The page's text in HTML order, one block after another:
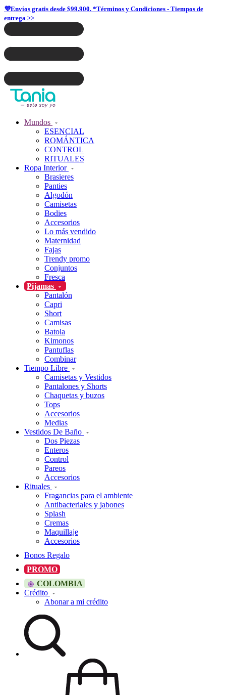
💜Envíos gratis desde $99.900. *Términos y Condiciones - Tiempos de
entrega >>
Mundos
ESENCIAL
ROMÁNTICA
CONTROL
RITUALES
Ropa Interior
Brasieres
Panties
Algodón
Camisetas
Bodies
Accesorios
Lo más vendido
Maternidad
Fajas
Trendy promo
Conjuntos
Fresca
Pijamas
Pantalón
Capri
Short
Camisas
Batola
Kimonos
Pantuflas
Combinar
Tiempo Libre
Camisetas y Vestidos
Pantalones y Shorts
Chaquetas y buzos
Tops
Accesorios
Medias
Vestidos De Baño
Dos Piezas
Enteros
Control
Pareos
Accesorios
Rituales
Fragancias para el ambiente
Antibacteriales y jabones
Splash
Cremas
Maquillaje
Accesorios
Bonos Regalo
PROMO
COLOMBIA
Crédito
Abonar a mi crédito